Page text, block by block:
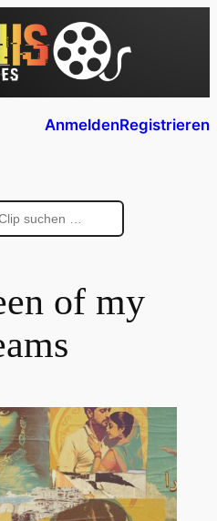
AnmeldenRegistrieren
of my